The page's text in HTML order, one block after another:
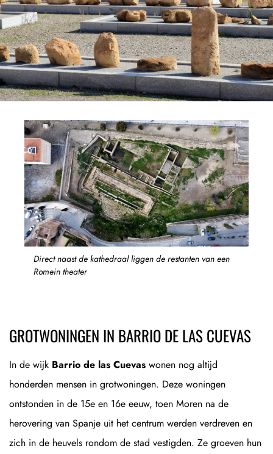
Direct naast de kathedraal liggen de restanten van een
Romein theater
GROTWONINGEN IN BARRIO DE LAS CUEVAS
In de wijk Barrio de las Cuevas wonen nog altijd
honderden mensen in grotwoningen. Deze woningen
ontstonden in de 15e en 16e eeuw, toen Moren na de
herovering van Spanje uit het centrum werden verdreven en
zich in de heuvels rondom de stad vestigden. Ze groeven hun